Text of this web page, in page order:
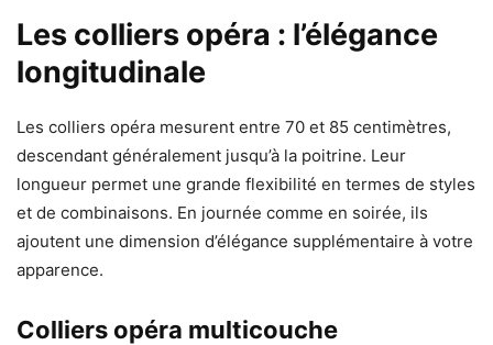
Les colliers opéra : l’élégance
longitudinale
Les colliers opéra mesurent entre 70 et 85 centimètres,
descendant généralement jusqu’à la poitrine. Leur
longueur permet une grande flexibilité en termes de styles
et de combinaisons. En journée comme en soirée, ils
ajoutent une dimension d’élégance supplémentaire à votre
apparence.
Colliers opéra multicouche